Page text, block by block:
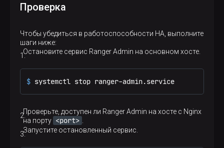
Проверка
Чтобы убедиться в работоспособности HA, выполните
шаги ниже:
Остановите сервис Ranger Admin на основном хосте.
$ systemctl stop ranger-admin.service
Проверьте, доступен ли Ranger Admin на хосте с Nginx
на порту <port>
Запустите остановленный сервис.